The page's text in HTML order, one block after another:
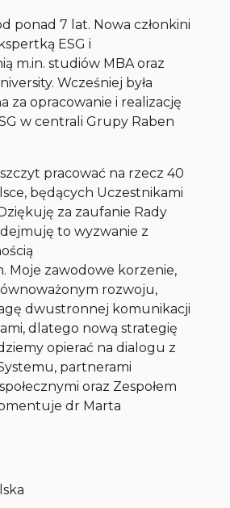
ponad 7 lat. Nowa członkini
ESG i
m.in. studiów MBA oraz
Wcześniej była
za opracowanie i realizację
w centrali Grupy Raben
pracować na rzecz 40
będących Uczestnikami
za zaufanie Rady
to wyzwanie z
Moje zawodowe korzenie,
rozwoju,
dwustronnej komunikacji
dlatego nową strategię
opierać na dialogu z
partnerami
oraz Zespołem
dr Marta